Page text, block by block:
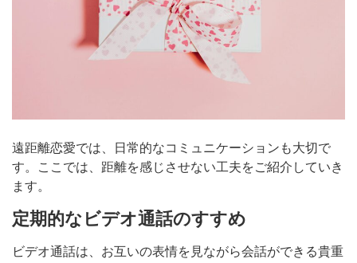
遠距離恋愛では、日常的なコミュニケーションも大切で
す。ここでは、距離を感じさせない工夫をご紹介していき
ます。
定期的なビデオ通話のすすめ
ビデオ通話は、お互いの表情を見ながら会話ができる貴重